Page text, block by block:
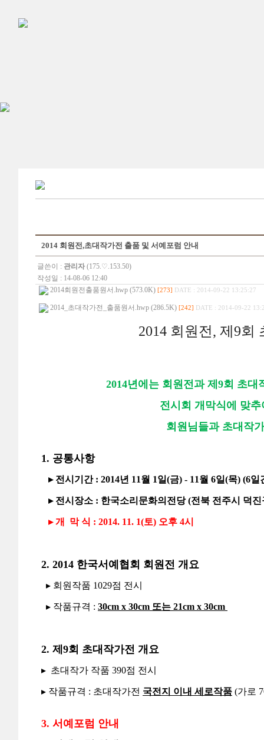
2014 회원전,초대작가전 출품 및 서예포럼 안내
글쓴이 : 관리자 (175.♡.153.50)
작성일 : 14-08-06 12:40
2014회원전출품원서.hwp (573.0K) [273] DATE : 2014-09-22 13:25:27
2014_초대작가전_출품원서.hwp (286.5K) [242] DATE : 2014-09-22
2014 회원전, 제9회
2014년에는 회원전과 제9회 초
전시회 개막식에 맞
회원님들과 초대작
1. 공통사항
▸ 전시기간 : 2014년 11월 1일(금) - 11월 6일(목) (6일
▸ 전시장소 : 한국소리문화의전당 (전북 전주시 덕진
▸ 개 막 식 : 2014. 11. 1(토) 오후 4시
2. 2014 한국서예협회 회원전 개요
▸ 회원작품 1029점 전시
▸ 작품규격 : 30cm x 30cm 또는 21cm x 30cm
2. 제9회 초대작가전 개요
▸ 초대작가 작품 390점 전시
▸ 작품규격 : 초대작가전 국전지 이내 세로작품 (가로
3. 서예포럼 안내